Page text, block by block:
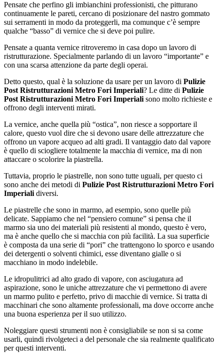
Pensate che perfino gli imbianchini professionisti, che pitturano
continuamente le pareti, cercano di posizionare del nastro gommato
sui serramenti in modo da proteggerli, ma comunque c’è sempre
qualche “basso” di vernice che si deve poi pulire.
Pensate a quanta vernice ritroveremo in casa dopo un lavoro di
ristrutturazione. Specialmente parlando di un lavoro “importante” e
con una scarsa attenzione da parte degli operai.
Detto questo, qual è la soluzione da usare per un lavoro di Pulizie
Post Ristrutturazioni Metro Fori Imperiali? Le ditte di Pulizie
Post Ristrutturazioni Metro Fori Imperiali sono molto richieste e
offrono degli interventi mirati.
La vernice, anche quella più “ostica”, non riesce a sopportare il
calore, questo vuol dire che si devono usare delle attrezzature che
offrono un vapore acqueo ad alti gradi. Il vantaggio dato dal vapore
è quello di sciogliere totalmente la macchia di vernice, ma di non
attaccare o scolorire la piastrella.
Tuttavia, proprio le piastrelle, non sono tutte uguali, per questo ci
sono anche dei metodi di Pulizie Post Ristrutturazioni Metro Fori
Imperiali diversi.
Le piastrelle che sono in marmo, ad esempio, sono quelle più
delicate. Sappiamo che nel “pensiero comune” si pensa che il
marmo sia uno dei materiali più resistenti al mondo, questo è vero,
ma è anche quello che si macchia con più facilità. La sua superficie
è composta da una serie di “pori” che trattengono lo sporco e usando
dei detergenti o solventi chimici, esse diventano gialle o si
macchiano in modo indelebile.
Le idropulitrici ad alto grado di vapore, con asciugatura ad
aspirazione, sono le uniche attrezzature che vi permettono di avere
un marmo pulito e perfetto, privo di macchie di vernice. Si tratta di
macchinari che sono altamente professionali, ma dove occorre anche
una buona esperienza per il suo utilizzo.
Noleggiare questi strumenti non è consigliabile se non si sa come
usarli, quindi rivolgeteci a del personale che sia realmente qualificato
per questi interventi.